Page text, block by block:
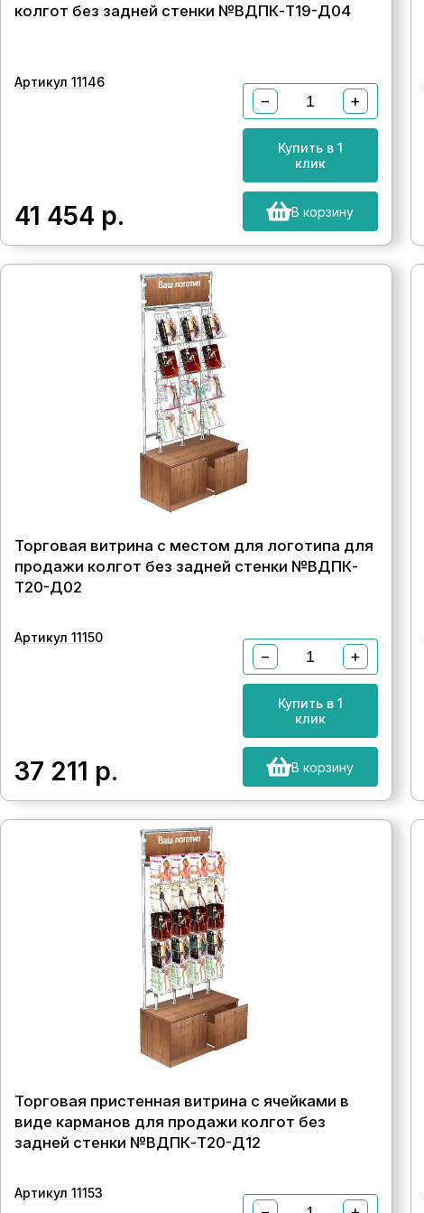
колгот без задней стенки №ВДПК-Т19-Д04
Артикул 11146
41 454 р.
− +
Купить в 1
клик
В корзину
Торговая витрина с местом для логотипа для
продажи колгот без задней стенки №ВДПК-
Т20-Д02
Артикул 11150
37 211 р.
− +
Купить в 1
клик
В корзину
Торговая пристенная витрина с ячейками в
виде карманов для продажи колгот без
задней стенки №ВДПК-Т20-Д12
Артикул 11153